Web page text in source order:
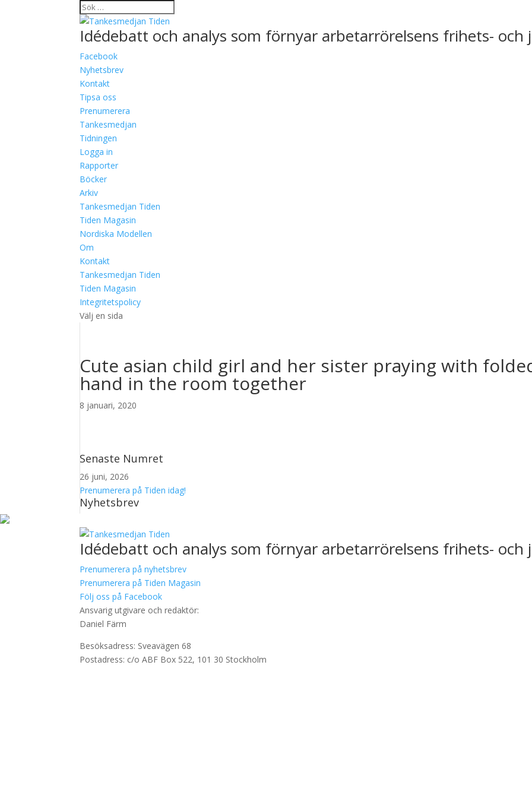
Idédebatt och analys som förnyar arbetarrörelsens frihets- och
Facebook
Nyhetsbrev
Kontakt
Tipsa oss
Prenumerera
Tankesmedjan
Tidningen
Logga in
Rapporter
Böcker
Arkiv
Tankesmedjan Tiden
Tiden Magasin
Nordiska Modellen
Om
Kontakt
Tankesmedjan Tiden
Tiden Magasin
Integritetspolicy
Välj en sida
Cute asian child girl and her sister praying with
hand in the room together
8 januari, 2020
Senaste Numret
26 juni, 2026
Prenumerera på Tiden idag!
Nyhetsbrev
Idédebatt och analys som förnyar arbetarrörelsens frihets- och
Prenumerera på nyhetsbrev
Prenumerera på Tiden Magasin
Följ oss på Facebook
Ansvarig utgivare och redaktör:
Daniel Färm
Besöksadress: Sveavägen 68
Postadress: c/o ABF Box 522, 101 30 Stockholm